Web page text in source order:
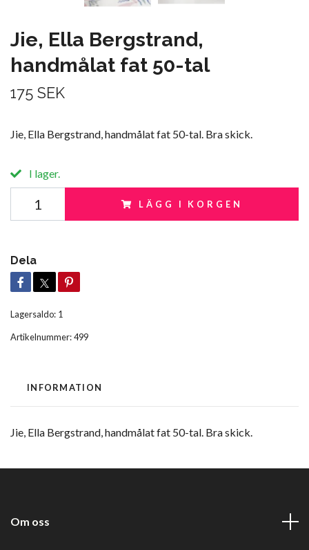
Jie, Ella Bergstrand,
handmålat fat 50-tal
175 SEK
Jie, Ella Bergstrand, handmålat fat 50-tal. Bra skick.
I lager.
LÄGG I KORGEN
Dela
Lagersaldo: 1
Artikelnummer:499
INFORMATION
Jie, Ella Bergstrand, handmålat fat 50-tal. Bra skick.
Om oss